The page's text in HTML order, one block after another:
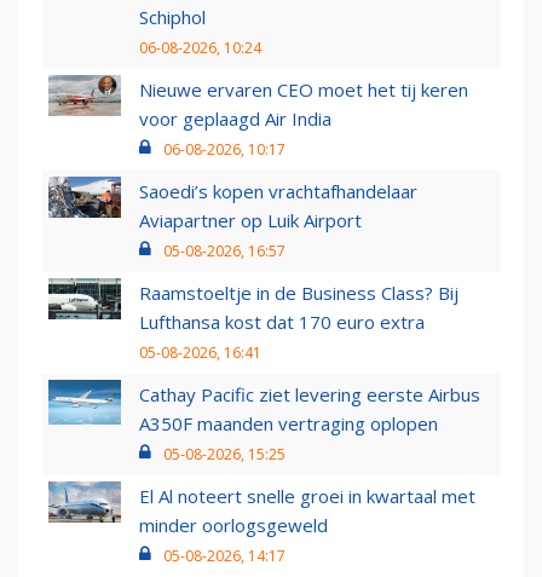
Schiphol
06-08-2026, 10:24
Nieuwe ervaren CEO moet het tij keren
voor geplaagd Air India
06-08-2026, 10:17
Saoedi’s kopen vrachtafhandelaar
Aviapartner op Luik Airport
05-08-2026, 16:57
Raamstoeltje in de Business Class? Bij
Lufthansa kost dat 170 euro extra
05-08-2026, 16:41
Cathay Pacific ziet levering eerste Airbus
A350F maanden vertraging oplopen
05-08-2026, 15:25
El Al noteert snelle groei in kwartaal met
minder oorlogsgeweld
05-08-2026, 14:17